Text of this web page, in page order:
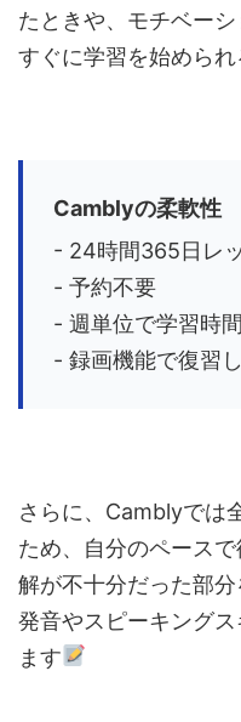
たときや、モチベー
すぐに学習を始めら
Camblyの柔軟性
- 24時間365日レ
- 予約不要
- 週単位で学習時
- 録画機能で復習
さらに、Camblyでは
ため、自分のペース
解が不十分だった部
発音やスピーキング
ます